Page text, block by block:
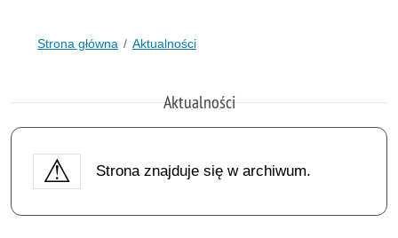
Strona główna Aktualności
Aktualności
Strona znajduje się w archiwum.